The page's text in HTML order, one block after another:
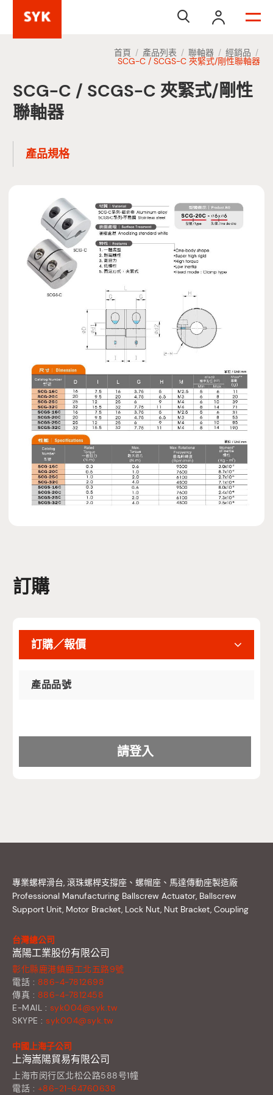
 
首頁 / 產品列表 / 聯軸器 / 經銷品 /
SCG-C / SCGS-C 夾緊式/剛性聯軸器
SCG-C / SCGS-C 夾緊式/剛性
聯軸器
產品規格
訂購
訂購／報價
產品品號
專業螺桿滑台, 滾珠螺桿支撐座、螺帽座、馬達傳動座製造廠
Professional Manufacturing Ballscrew Actuator, Ballscrew
Support Unit, Motor Bracket, Lock Nut, Nut Bracket, Coupling
台灣總公司
嵩陽工業股份有限公司
彰化縣鹿港鎮鹿工北五路9號
電話 : 886-4-7812698
傳真 : 886-4-7812458
E-MAIL : syk004@syk.tw
SKYPE : syk004@syk.tw
中國上海子公司
上海嵩陽貿易有限公司
上海市闵行区北松公路588号1幢
電話 : +86-21-64760638